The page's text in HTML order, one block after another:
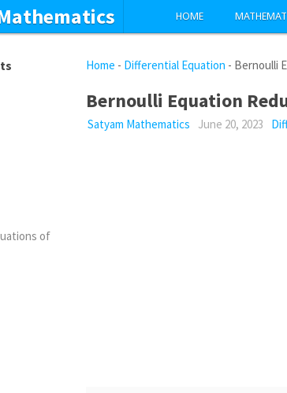
HOME
Home - Differential Equation - Bernoulli
Bernoulli Equation
Satyam Mathematics June 20, 2023
of